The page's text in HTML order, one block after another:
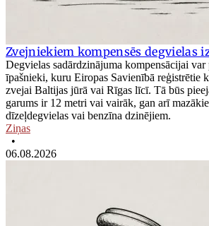
Zvejniekiem kompensēs degvielas
Degvielas sadārdzinājuma kompensācijai
īpašnieki, kuru Eiropas Savienībā reģistrētie
zvejai Baltijas jūrā vai Rīgas līcī. Tā būs
garums ir 12 metri vai vairāk, gan arī
dīzeļdegvielas vai benzīna dzinējiem.
Ziņas
•
06.08.2026